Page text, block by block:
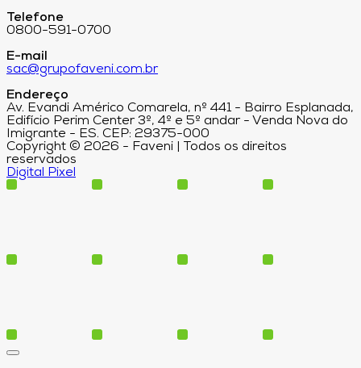
Telefone
0800-591-0700
E-mail
sac@grupofaveni.com.br
Endereço
Av. Evandi Américo Comarela, nº 441 - Bairro Esplanada,
Edifício Perim Center 3º, 4º e 5º andar - Venda Nova do
Imigrante - ES. CEP: 29375-000
Copyright © 2026 - Faveni | Todos os direitos
reservados
Digital Pixel